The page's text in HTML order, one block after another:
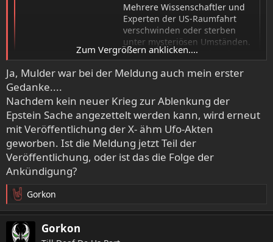
Mehrere Wissenschaftler und
Experten der US-Raumfahrt
verschwinden oder sterben
unter mysteriösen Umständen.
Das Weiße Haus ist alarmiert.
www.morgenpost.de
Zum Vergrößern anklicken....
Ja, Mulder war bei der Meldung auch mein erster
Gedanke....
Nachdem kein neuer Krieg zur Ablenkung der
Epstein Sache angezettelt werden kann, wird erneut
mit Veröffentlichung der X- ähm Ufo-Akten
geworben. Ist die Meldung jetzt Teil der
Veröffentlichung, oder ist das die Folge der
Ankündigung?
R
e
a
k
Gorkon
Gorkon